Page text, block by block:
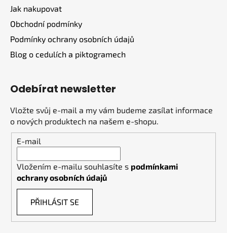
Jak nakupovat
Obchodní podmínky
Podmínky ochrany osobních údajů
Blog o cedulích a piktogramech
Odebírat newsletter
Vložte svůj e-mail a my vám budeme zasílat informace
o nových produktech na našem e-shopu.
E-mail
Vložením e-mailu souhlasíte s podmínkami
ochrany osobních údajů
PŘIHLÁSIT SE